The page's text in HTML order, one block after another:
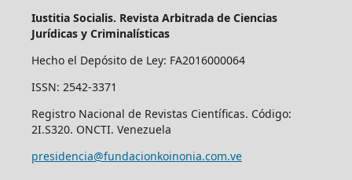
Iustitia Socialis. Revista Arbitrada de Ciencias
Jurídicas y Criminalísticas
Hecho el Depósito de Ley: FA2016000064
ISSN: 2542-3371
Registro Nacional de Revistas Científicas. Código:
2I.S320. ONCTI. Venezuela
presidencia@fundacionkoinonia.com.ve